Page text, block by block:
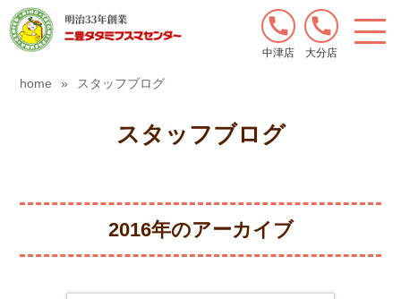
中津店 大分店
home » スタッフブログ
スタッフブログ
2016年のアーカイブ